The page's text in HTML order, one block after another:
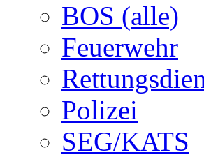
BOS (alle)
Feuerwehr
Polizei
SEG/KATS